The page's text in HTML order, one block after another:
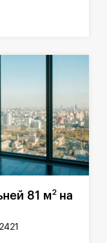
81 м2 на